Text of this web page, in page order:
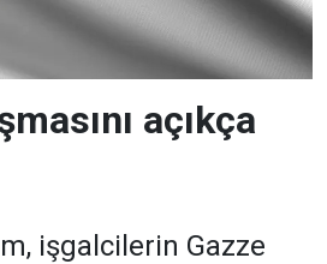
açıkça
işgalcilerin Gazze